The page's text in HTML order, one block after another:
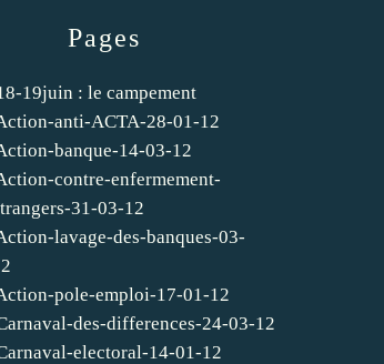
Pages
19juin : le campement
anti-ACTA-28-01-12
banque-14-03-12
contre-enfermement-
31-03-12
lavage-des-banques-03-
pole-emploi-17-01-12
des-differences-24-03-12
electoral-14-01-12